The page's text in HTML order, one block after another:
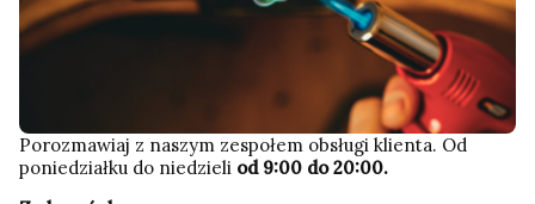
Porozmawiaj z naszym zespołem obsługi klienta. Od
poniedziałku do niedzieli od 9:00 do 20:00.